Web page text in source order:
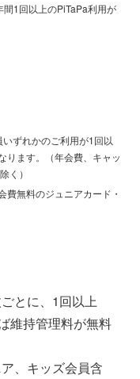
1回以上のPiTaPa利用が
ずれかのご利用が1回以
ります。（年会費、キャッ
く）
無料のジュニアカード・
とに、1回以上
維持管理料が無料
、キッズ会員含